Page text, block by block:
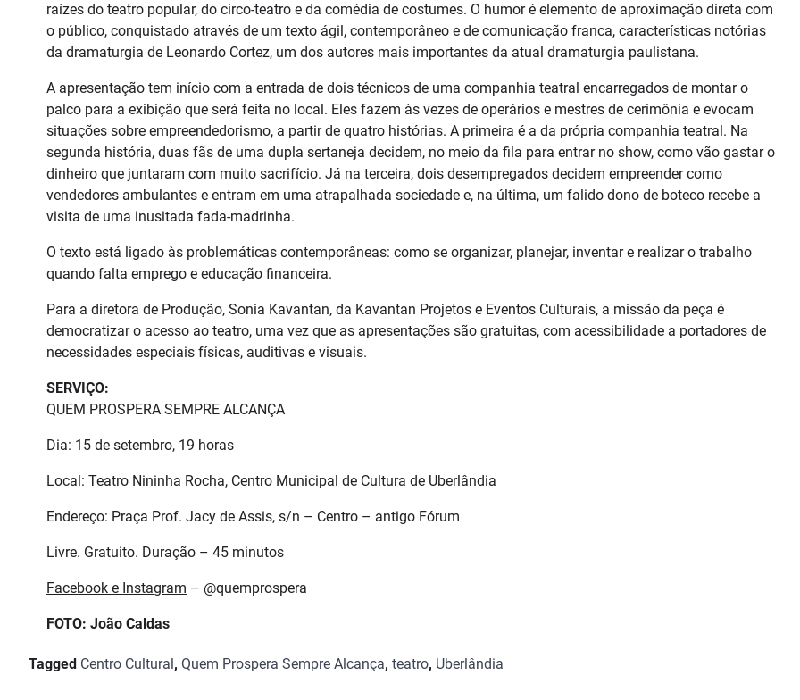
raízes do teatro popular, do circo-teatro e da comédia de costumes. O humor é elemento de aproximação direta com
o público, conquistado através de um texto ágil, contemporâneo e de comunicação franca, características notórias
da dramaturgia de Leonardo Cortez, um dos autores mais importantes da atual dramaturgia paulistana.
A apresentação tem início com a entrada de dois técnicos de uma companhia teatral encarregados de montar o
palco para a exibição que será feita no local. Eles fazem às vezes de operários e mestres de cerimônia e evocam
situações sobre empreendedorismo, a partir de quatro histórias. A primeira é a da própria companhia teatral. Na
segunda história, duas fãs de uma dupla sertaneja decidem, no meio da fila para entrar no show, como vão gastar o
dinheiro que juntaram com muito sacrifício. Já na terceira, dois desempregados decidem empreender como
vendedores ambulantes e entram em uma atrapalhada sociedade e, na última, um falido dono de boteco recebe a
visita de uma inusitada fada-madrinha.
O texto está ligado às problemáticas contemporâneas: como se organizar, planejar, inventar e realizar o trabalho
quando falta emprego e educação financeira.
Para a diretora de Produção, Sonia Kavantan, da Kavantan Projetos e Eventos Culturais, a missão da peça é
democratizar o acesso ao teatro, uma vez que as apresentações são gratuitas, com acessibilidade a portadores de
necessidades especiais físicas, auditivas e visuais.
SERVIÇO:
QUEM PROSPERA SEMPRE ALCANÇA
Dia: 15 de setembro, 19 horas
Local: Teatro Nininha Rocha, Centro Municipal de Cultura de Uberlândia
Endereço: Praça Prof. Jacy de Assis, s/n – Centro – antigo Fórum
Livre. Gratuito. Duração – 45 minutos
Facebook e Instagram – @quemprospera
FOTO: João Caldas
Tagged Centro Cultural, Quem Prospera Sempre Alcança, teatro, Uberlândia